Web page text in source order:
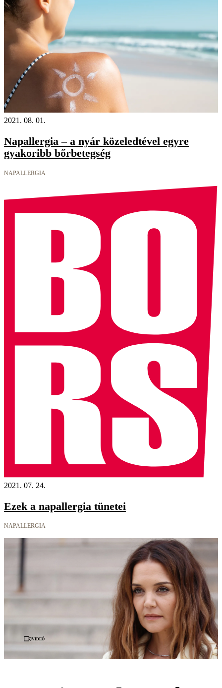
2021. 08. 01.
Napallergia – a nyár közeledtével egyre
gyakoribb bőrbetegség
NAPALLERGIA
2021. 07. 24.
Ezek a napallergia tünetei
NAPALLERGIA
Videó